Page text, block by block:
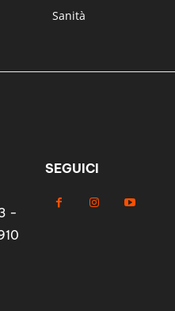
Sanità
-
SEGUICI